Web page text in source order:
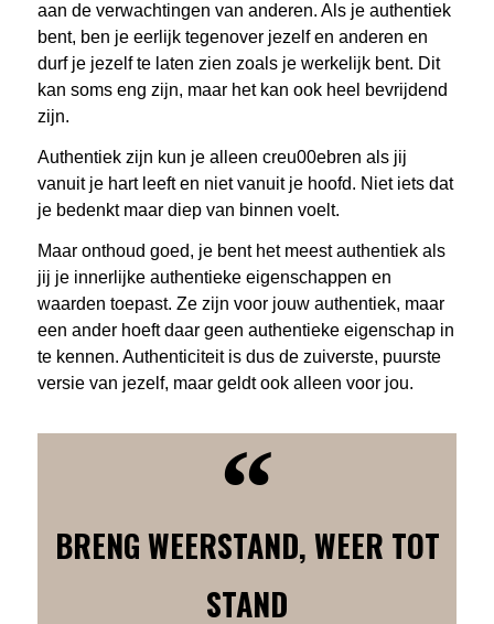
aan de verwachtingen van anderen. Als je authentiek
bent, ben je eerlijk tegenover jezelf en anderen en
durf je jezelf te laten zien zoals je werkelijk bent. Dit
kan soms eng zijn, maar het kan ook heel bevrijdend
zijn.
Authentiek zijn kun je alleen creu00ebren als jij
vanuit je hart leeft en niet vanuit je hoofd. Niet iets dat
je bedenkt maar diep van binnen voelt.
Maar onthoud goed, je bent het meest authentiek als
jij je innerlijke authentieke eigenschappen en
waarden toepast. Ze zijn voor jouw authentiek, maar
een ander hoeft daar geen authentieke eigenschap in
te kennen. Authenticiteit is dus de zuiverste, puurste
versie van jezelf, maar geldt ook alleen voor jou.
BRENG WEERSTAND, WEER TOT
STAND